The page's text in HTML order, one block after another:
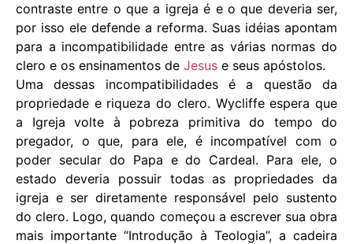
contraste entre o que a igreja é e o que deveria ser,
por isso ele defende a reforma. Suas idéias apontam
para a incompatibilidade entre as várias normas do
clero e os ensinamentos de Jesus e seus apóstolos.
Uma dessas incompatibilidades é a questão da
propriedade e riqueza do clero. Wycliffe espera que
a Igreja volte à pobreza primitiva do tempo do
pregador, o que, para ele, é incompatível com o
poder secular do Papa e do Cardeal. Para ele, o
estado deveria possuir todas as propriedades da
igreja e ser diretamente responsável pelo sustento
do clero. Logo, quando começou a escrever sua obra
mais importante “Introdução à Teologia”, a cadeira